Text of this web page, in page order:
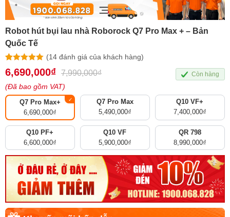
Robot hút bụi lau nhà Roborock Q7 Pro Max + – Bản
Quốc Tế
5.00trên 5
dựa trên
14
(14đánh giá của khách hàng)
6,690,000₫ 7,990,000₫
(Đã bao gồm VAT)
Q7 Pro Max+
6,690,000₫
Q7 Pro Max
5,490,000₫
Q10 VF+
7,400,000₫
Q10 PF+
6,600,000₫
Q10 VF
5,900,000₫
QR 798
8,990,000₫
Còn hàng